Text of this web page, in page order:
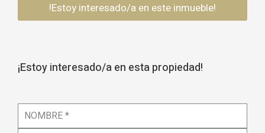
!Estoy interesado/a en este inmueble!
¡Estoy interesado/a en esta propiedad!
NOMBRE *